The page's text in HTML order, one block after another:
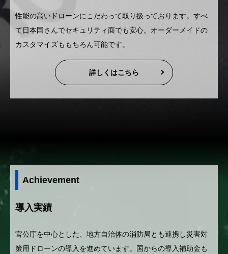
性能の高いドローンにこだわって取り扱っております。すべ
て日本国さんでセキュリティ面でも安心。オーダーメイドの
カスタマイズももちろん可能です。
詳しくはこちら
Achievement
導入実績
官公庁を中心とした、地方自治体の消防局とも連携し災害対
策用ドローンの導入を進めています。国からの導入補助金も